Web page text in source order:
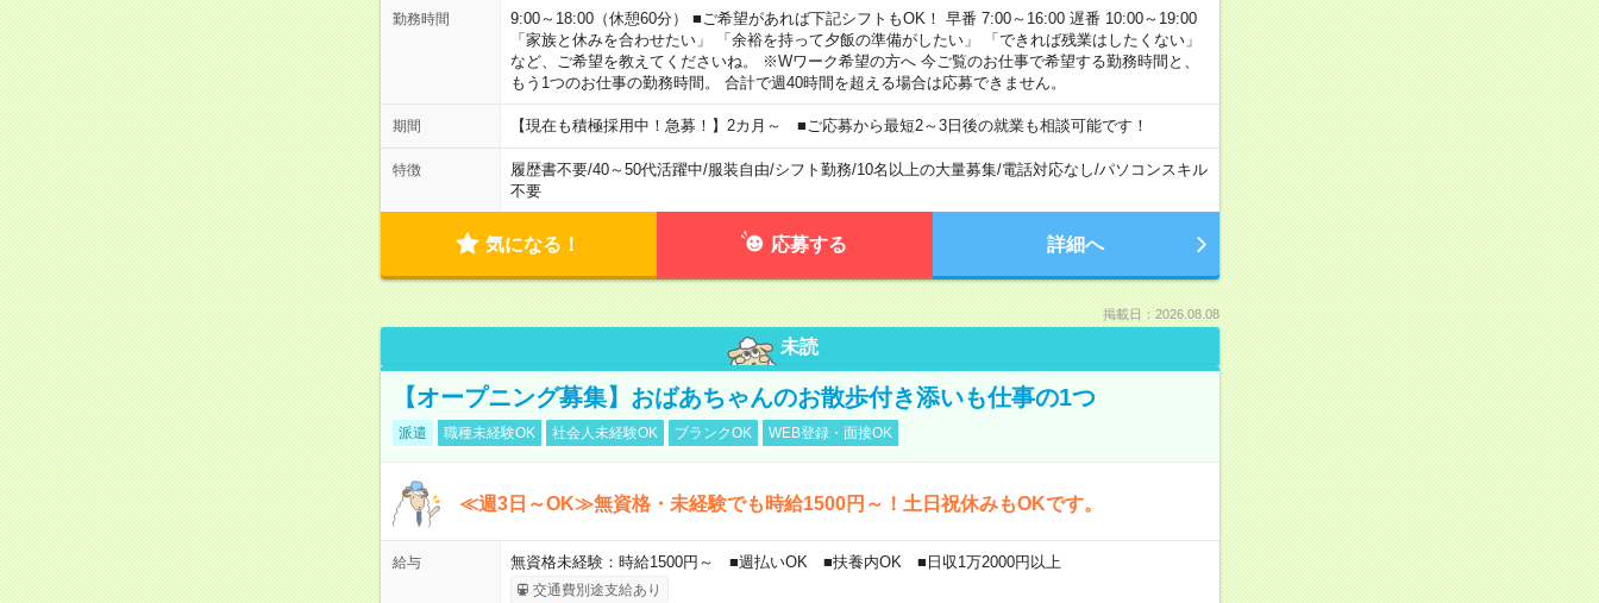
勤務時間
9:00～18:00（休憩60分） ■ご希望があれば下記シフトもOK！ 早番 7:00～16:00 遅番 10:00～19:00
「家族と休みを合わせたい」 「余裕を持って夕飯の準備がしたい」 「できれば残業はしたくない」
など、ご希望を教えてくださいね。 ※Wワーク希望の方へ 今ご覧のお仕事で希望する勤務時間と、
もう1つのお仕事の勤務時間。 合計で週40時間を超える場合は応募できません。
期間 【現在も積極採用中！急募！】2カ月～ ■ご応募から最短2～3日後の就業も相談可能です！
特徴 履歴書不要/40～50代活躍中/服装自由/シフト勤務/10名以上の大量募集/電話対応なし/パソコンスキル
不要
気になる！ 応募する 詳細へ
掲載日：2026.08.08
未読
【オープニング募集】おばあちゃんのお散歩付き添いも仕事の1つ
派遣 職種未経験OK 社会人未経験OK ブランクOK WEB登録・面接OK
≪週3日～OK≫無資格・未経験でも時給1500円～！土日祝休みもOKです。
給与 無資格未経験：時給1500円～ ■週払いOK ■扶養内OK ■日収1万2000円以上
交通費別途支給あり